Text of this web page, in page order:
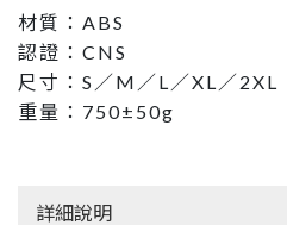
材質：ABS
認證：CNS
尺寸：S／M／L／XL／2XL
重量：750±50g
詳細說明